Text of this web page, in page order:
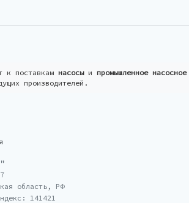
к поставкам насосыи промышленное насосное
производителей.
область, РФ
141421